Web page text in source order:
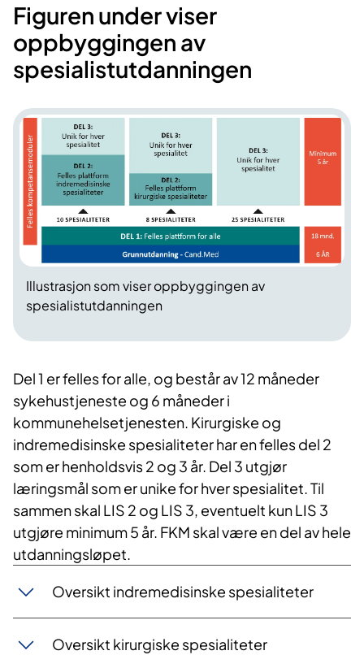
Figuren under viser
oppbyggingen av
spesialistutdanningen
Illustrasjon som viser oppbyggingen av
spesialistutdanningen
Del 1 er felles for alle, og består av 12 måneder
sykehustjeneste og 6 måneder i
kommunehelsetjenesten. Kirurgiske og
indremedisinske spesialiteter har en felles del 2
som er henholdsvis 2 og 3 år. Del 3 utgjør
læringsmål som er unike for hver spesialitet. Til
sammen skal LIS 2 og LIS 3, eventuelt kun LIS 3
utgjøre minimum 5 år. FKM skal være en del av hele
utdanningsløpet.
Oversikt indremedisinske spesialiteter
Oversikt kirurgiske spesialiteter